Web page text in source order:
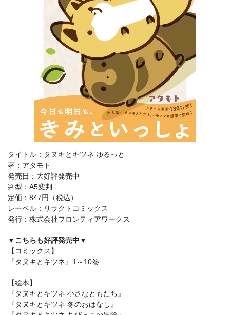
タイトル：タヌキとキツネ ゆるっと
著：アタモト
発売日：大好評発売中
判型：A5変判
定価：847円（税込）
レーベル：リラクトコミックス
発行：株式会社フロンティアワークス
▼こちらも好評発売中▼
【コミックス】
『タヌキとキツネ』1～10巻
【絵本】
『タヌキとキツネ 小さなともだち』
『タヌキとキツネ 冬のおはなし』